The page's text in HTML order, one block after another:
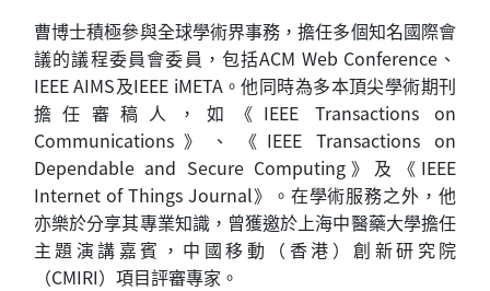
曹博士積極參與全球學術界事務，擔任多個知名國際會
議的議程委員會委員，包括ACM Web Conference、
IEEE AIMS及IEEE iMETA。他同時為多本頂尖學術期刊
擔任審稿人，如《IEEE Transactions on
Communications》、《IEEE Transactions on
Dependable and Secure Computing》及《IEEE
Internet of Things Journal》。在學術服務之外，他
亦樂於分享其專業知識，曾獲邀於上海中醫藥大學擔任
主題演講嘉賓， 中國移動（香港）創新研究院
（CMIRI） 項目評審專家 。